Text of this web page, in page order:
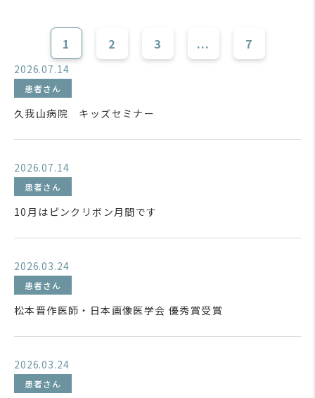
1 2 3 ... 7
2026.07.14
患者さん
久我山病院 キッズセミナー
2026.07.14
患者さん
10月はピンクリボン月間です
2026.03.24
患者さん
松本晋作医師・日本画像医学会 優秀賞受賞
2026.03.24
患者さん